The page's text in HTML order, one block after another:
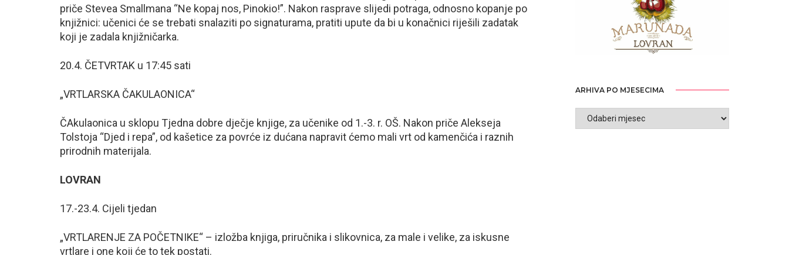
priče Stevea Smallmana “Ne kopaj nos, Pinokio!”. Nakon rasprave slijedi potraga, odnosno kopanje po
knjižnici: učenici će se trebati snalaziti po signaturama, pratiti upute da bi u konačnici riješili zadatak
koji je zadala knjižničarka.
20.4. ČETVRTAK u 17:45 sati
„VRTLARSKA ČAKULAONICA“
ČAkulaonica u sklopu Tjedna dobre dječje knjige, za učenike od 1.-3. r. OŠ. Nakon priče Alekseja
Tolstoja “Djed i repa”, od kašetice za povrće iz dućana napravit ćemo mali vrt od kamenčića i raznih
prirodnih materijala.
LOVRAN
17.-23.4. Cijeli tjedan
„VRTLARENJE ZA POČETNIKE“ – izložba knjiga, priručnika i slikovnica, za male i velike, za iskusne
vrtlare i one koji će to tek postati.
ARHIVA PO MJESECIMA
ARHIVA
PO